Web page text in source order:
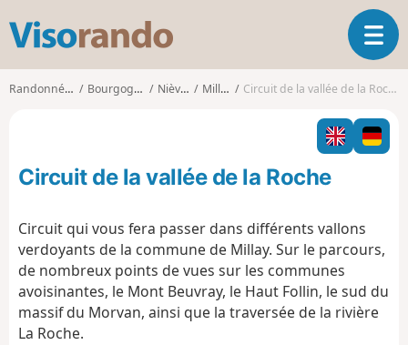
s
o
o
O
u
v
i
r
l
i
a
t
Randonnées Bourgogne Nièvre Millay Circuit de la vallée de la Roche
Circuit de la vallée de la Roche
Circuit qui vous fera passer dans différents vallons
verdoyants de la commune de Millay. Sur le parcours,
de nombreux points de vues sur les communes
avoisinantes, le Mont Beuvray, le Haut Follin, le sud du
massif du Morvan, ainsi que la traversée de la rivière
La Roche.